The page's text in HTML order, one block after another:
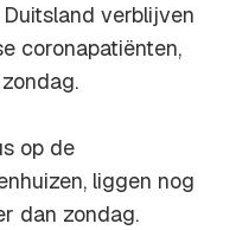
verblijven
coronapatiënten,
op de
liggen nog
dan zondag.